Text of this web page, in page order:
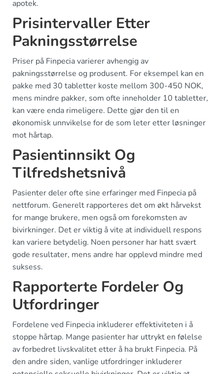
apotek.
Prisintervaller Etter
Pakningsstørrelse
Priser på Finpecia varierer avhengig av
pakningsstørrelse og produsent. For eksempel kan en
pakke med 30 tabletter koste mellom 300-450 NOK,
mens mindre pakker, som ofte inneholder 10 tabletter,
kan være enda rimeligere. Dette gjør den til en
økonomisk unnvikelse for de som leter etter løsninger
mot hårtap.
Pasientinnsikt Og
Tilfredshetsnivå
Pasienter deler ofte sine erfaringer med Finpecia på
nettforum. Generelt rapporteres det om økt hårvekst
for mange brukere, men også om forekomsten av
bivirkninger. Det er viktig å vite at individuell respons
kan variere betydelig. Noen personer har hatt svært
gode resultater, mens andre har opplevd mindre med
suksess.
Rapporterte Fordeler Og
Utfordringer
Fordelene ved Finpecia inkluderer effektiviteten i å
stoppe hårtap. Mange pasienter har uttrykt en følelse
av forbedret livskvalitet etter å ha brukt Finpecia. På
den andre siden, vanlige utfordringer inkluderer